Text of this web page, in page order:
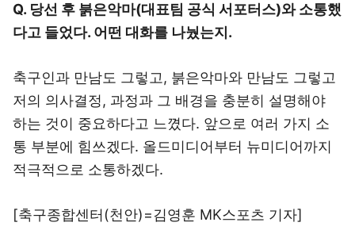
Q. 당선 후 붉은악마(대표팀 공식 서포터스)와 소통했
다고 들었다. 어떤 대화를 나눴는지.
축구인과 만남도 그렇고, 붉은악마와 만남도 그렇고
저의 의사결정, 과정과 그 배경을 충분히 설명해야
하는 것이 중요하다고 느꼈다. 앞으로 여러 가지 소
통 부분에 힘쓰겠다. 올드미디어부터 뉴미디어까지
적극적으로 소통하겠다.
[축구종합센터(천안)=김영훈 MK스포츠 기자]